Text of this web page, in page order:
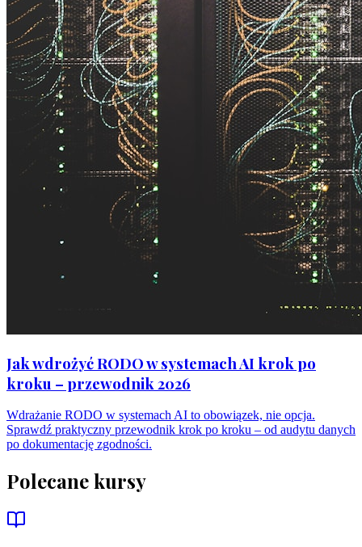
Jak wdrożyć RODO w systemach AI krok po
kroku – przewodnik 2026
Wdrażanie RODO w systemach AI to obowiązek, nie opcja.
Sprawdź praktyczny przewodnik krok po kroku – od audytu danych
po dokumentację zgodności.
Polecane kursy